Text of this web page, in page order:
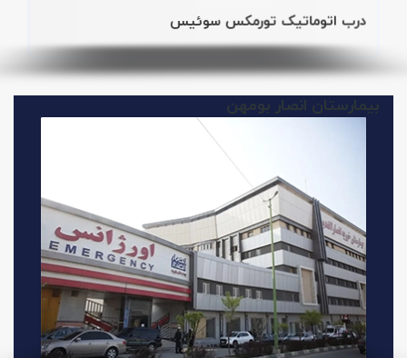
درب اتوماتیک تورمکس سوئیس